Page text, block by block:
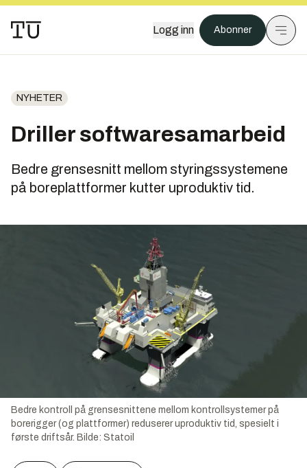
Logg inn Abonner
NYHETER
Driller softwaresamarbeid
Bedre grensesnitt mellom styringssystemene
på boreplattformer kutter uproduktiv tid.
Bedre kontroll på grensesnittene mellom kontrollsystemer på
borerigger (og plattformer) reduserer uproduktiv tid, spesielt i
første driftsår. Bilde: Statoil